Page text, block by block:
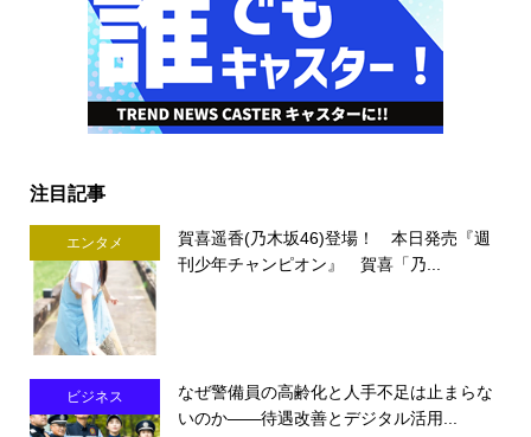
注目記事
エンタメ
賀喜遥香(乃木坂46)登場！ 本日発売『週
刊少年チャンピオン』 賀喜「乃...
ビジネス
なぜ警備員の高齢化と人手不足は止まらな
いのか――待遇改善とデジタル活用...